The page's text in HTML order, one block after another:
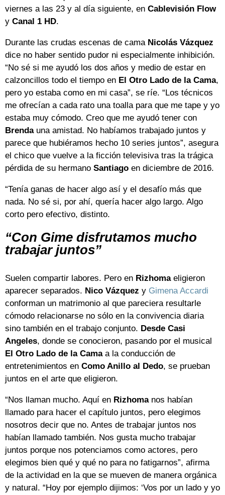
viernes a las 23 y al día siguiente, en Cablevisión Flow
y Canal 1 HD.
Durante las crudas escenas de cama Nicolás Vázquez
dice no haber sentido pudor ni especialmente inhibición.
“No sé si me ayudó los dos años y medio de estar en
calzoncillos todo el tiempo en El Otro Lado de la Cama,
pero yo estaba como en mi casa”, se ríe. “Los técnicos
me ofrecían a cada rato una toalla para que me tape y yo
estaba muy cómodo. Creo que me ayudó tener con
Brendauna amistad. No habíamos trabajado juntos y
parece que hubiéramos hecho 10 series juntos”, asegura
el chico que vuelve a la ficción televisiva tras la trágica
pérdida de su hermano Santiago en diciembre de 2016.
“Tenía ganas de hacer algo así y el desafío más que
nada. No sé si, por ahí, quería hacer algo largo. Algo
corto pero efectivo, distinto.
“Con Gime disfrutamos mucho
trabajar juntos”
Suelen compartir labores. Pero en Rizhomaeligieron
aparecer separados. Nico Vázquez y Gimena Accardi
conforman un matrimonio al que pareciera resultarle
cómodo relacionarse no sólo en la convivencia diaria
sino también en el trabajo conjunto. Desde Casi
Angeles, donde se conocieron, pasando por el musical
El Otro Lado de la Camaa la conducción de
entretenimientos en Como Anillo al Dedo, se prueban
juntos en el arte que eligieron.
“Nos llaman mucho. Aquí en Rizhomanos habían
llamado para hacer el capítulo juntos, pero elegimos
nosotros decir que no. Antes de trabajar juntos nos
habían llamado también. Nos gusta mucho trabajar
juntos porque nos potenciamos como actores, pero
elegimos bien qué y qué no para no fatigarnos”, afirma
de la actividad en la que se mueven de manera orgánica
y natural. “Hoy por ejemplo dijimos: ‘Vos por un lado y yo